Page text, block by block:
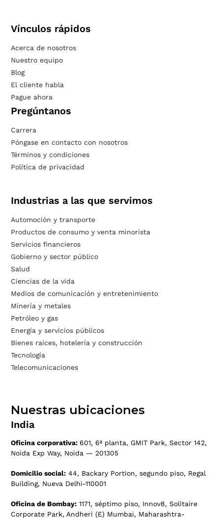
Vínculos rápidos
Acerca de nosotros
Nuestro equipo
Blog
El cliente habla
Pague ahora
Pregúntanos
Carrera
Póngase en contacto con nosotros
Términos y condiciones
Política de privacidad
Industrias a las que servimos
Automoción y transporte
Productos de consumo y venta minorista
Servicios financieros
Gobierno y sector público
Salud
Ciencias de la vida
Medios de comunicación y entretenimiento
Minería y metales
Petróleo y gas
Energía y servicios públicos
Bienes raíces, hotelería y construcción
Tecnología
Telecomunicaciones
Nuestras ubicaciones
India
Oficina corporativa: 601, 6ª planta, GMIT Park, Sector 142,
Noida Exp Way, Noida — 201305
Domicilio social: 44, Backary Portion, segundo piso, Regal
Building, Nueva Delhi-110001
Oficina de Bombay: 1171, séptimo piso, Innov8, Solitaire
Corporate Park, Andheri (E) Mumbai, Maharashtra-